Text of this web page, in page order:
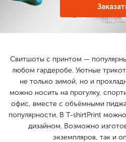
Свитшоты с принтом —
любом гардеробе. Уютные
не только зимой, но и
можно носить на прогулку,
офис, вместе с объёмными
популярности. В T-shirtPrint
дизайном. Возможно
экземпляров, так и